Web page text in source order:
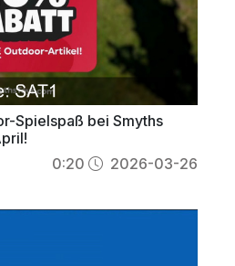
Spielspaß bei Smyths
0:20 2026-03-26